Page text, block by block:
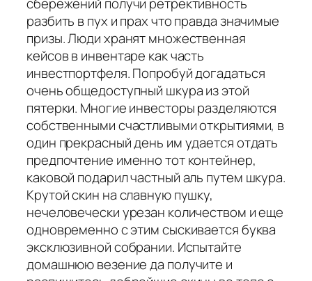
сбережений получи ретрективность
разбить в пух и прах что правда значимые
призы. Люди хранят множественная
кейсов в инвентаре как часть
инвестпортфеля. Попробуй догадаться
очень общедоступный шкура из этой
пятерки. Многие инвесторы разделяются
собственными счастливыми открытиями, в
один прекрасный день им удается отдать
предпочтение именно тот контейнер,
каковой подарил частный аль путем шкура.
Крутой скин на славную пушку,
нечеловечески урезан количеством и еще
одновременно с этим сыскивается буква
эксклюзивной собрании. Испытайте
домашнюю везение да получите и